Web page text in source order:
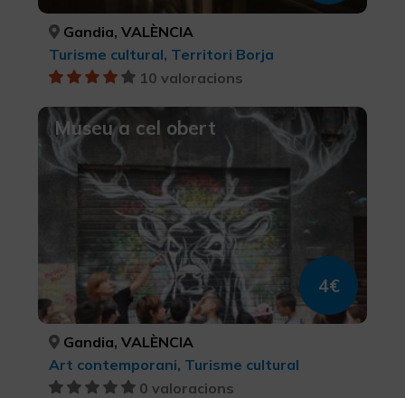
Gandia, VALÈNCIA
Turisme cultural, Territori Borja
10 valoracions
Museu a cel obert
4€
Gandia, VALÈNCIA
Art contemporani, Turisme cultural
0 valoracions